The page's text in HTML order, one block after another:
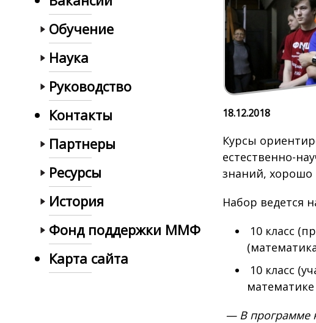
Обучение
Наука
Руководство
Контакты
Партнеры
Ресурсы
История
Фонд поддержки ММФ
Карта сайта
18.12.2018
Курсы
естественно-
знаний, хорошо
Набор ведется
10 класс
10 класс
— В программе